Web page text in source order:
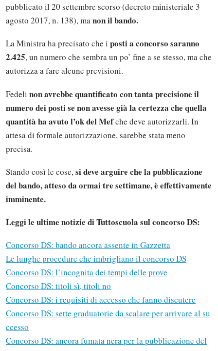
pubblicato il 20 settembre scorso (decreto ministeriale 3
agosto 2017, n. 138), manon il bando.
La Ministra ha precisato che i posti a concorso saranno
2.425, un numero che sembra un po’ fine a se stesso, ma che
autorizza a fare alcune previsioni.
Fedeli non avrebbe quantificato con tanta precisione il
numero dei posti se non avesse già la certezza che quella
quantità ha avuto l’ok del Mefche deve autorizzarli. In
attesa di formale autorizzazione, sarebbe stata meno
precisa.
Stando così le cose,si deve arguire che la pubblicazione
del bando, atteso da ormai tre settimane, è effettivamente
imminente.
Leggi le ultime notizie di Tuttoscuola sul concorso DS:
Concorso DS: bando ancora assente in Gazzetta
Le lunghe procedure che imbrigliano il concorso DS
Concorso DS: l’incognita dei tempi delle prove
Concorso DS: titoli sì, titoli no
Concorso DS: i requisiti di accesso che fanno discutere
Concorso DS: sette graduatorie da scalare per arrivare al su
ccesso
Concorso DS: ancora fumata nera per la pubblicazione del